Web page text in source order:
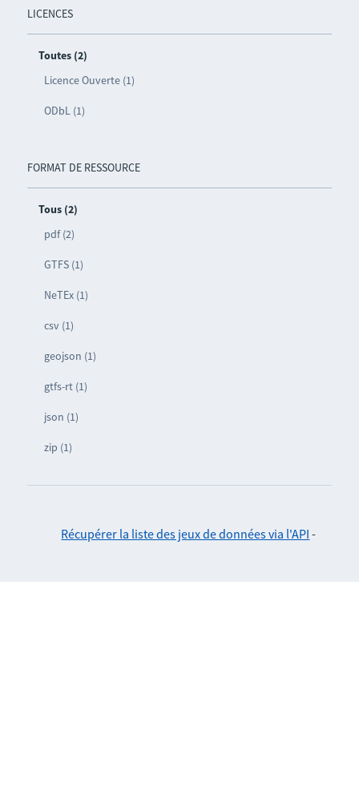
LICENCES
Toutes (2)
Licence Ouverte (1)
ODbL (1)
FORMAT DE RESSOURCE
Tous (2)
pdf (2)
GTFS (1)
NeTEx (1)
csv (1)
geojson (1)
gtfs-rt (1)
json (1)
zip (1)
Récupérer la liste des jeux de données via l'API -